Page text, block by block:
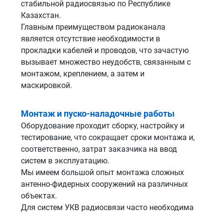
стабильной радиосвязью по Республике
Казахстан.
Главным преимуществом радиоканала
является отсутствие необходимости в
прокладки кабелей и проводов, что зачастую
вызывает множество неудобств, связанным с
монтажом, креплением, а затем и
маскировкой.
Монтаж и пуско-наладочные работы
Оборудование проходит сборку, настройку и
тестирование, что сокращает сроки монтажа и,
соответственно, затрат заказчика на ввод
систем в эксплуатацию.
Мы имеем большой опыт монтажа сложных
антенно-фидерных сооружений на различных
объектах.
Для систем УКВ радиосвязи часто необходима